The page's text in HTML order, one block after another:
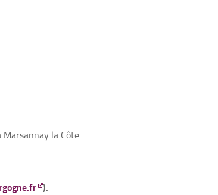
la Côte.
).